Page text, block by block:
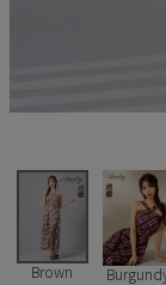
JENNNY
COMEX
Brown